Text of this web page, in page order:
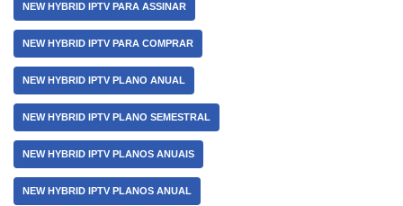
NEW HYBRID IPTV PARA ASSINAR
NEW HYBRID IPTV PARA COMPRAR
NEW HYBRID IPTV PLANO ANUAL
NEW HYBRID IPTV PLANO SEMESTRAL
NEW HYBRID IPTV PLANOS ANUAIS
NEW HYBRID IPTV PLANOS ANUAL